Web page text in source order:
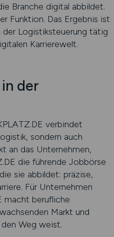
Branche digital abbildet.
Funktion. Das Ergebnis ist
Logistiksteuerung tätig
Karrierewelt.
der
verbindet
sondern auch
an das Unternehmen,
die führende Jobbörse
sie abbildet: präzise,
Für Unternehmen
macht berufliche
Markt und
Weg weist.